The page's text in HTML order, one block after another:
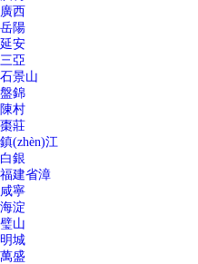
廣西
岳陽
延安
三亞
石景山
盤錦
陳村
棗莊
鎮(zhèn)江
白銀
福建省漳
咸寧
海淀
璧山
明城
萬盛